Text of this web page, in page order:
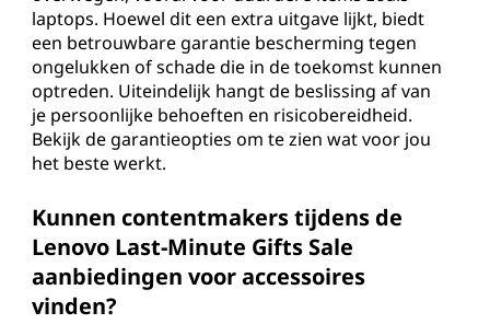
laptops. Hoewel dit een extra uitgave lijkt, biedt
een betrouwbare garantie bescherming tegen
ongelukken of schade die in de toekomst kunnen
optreden. Uiteindelijk hangt de beslissing af van
je persoonlijke behoeften en risicobereidheid.
Bekijk de garantieopties om te zien wat voor jou
het beste werkt.
Kunnen contentmakers tijdens de
Lenovo Last-Minute Gifts Sale
aanbiedingen voor accessoires
vinden?